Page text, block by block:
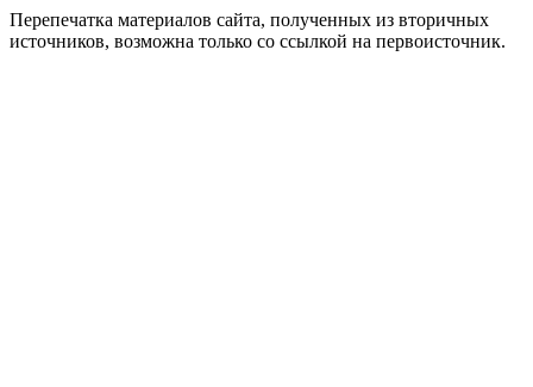
Перепечатка материалов сайта, полученных из вторичных
источников, возможна только со ссылкой на первоисточник.